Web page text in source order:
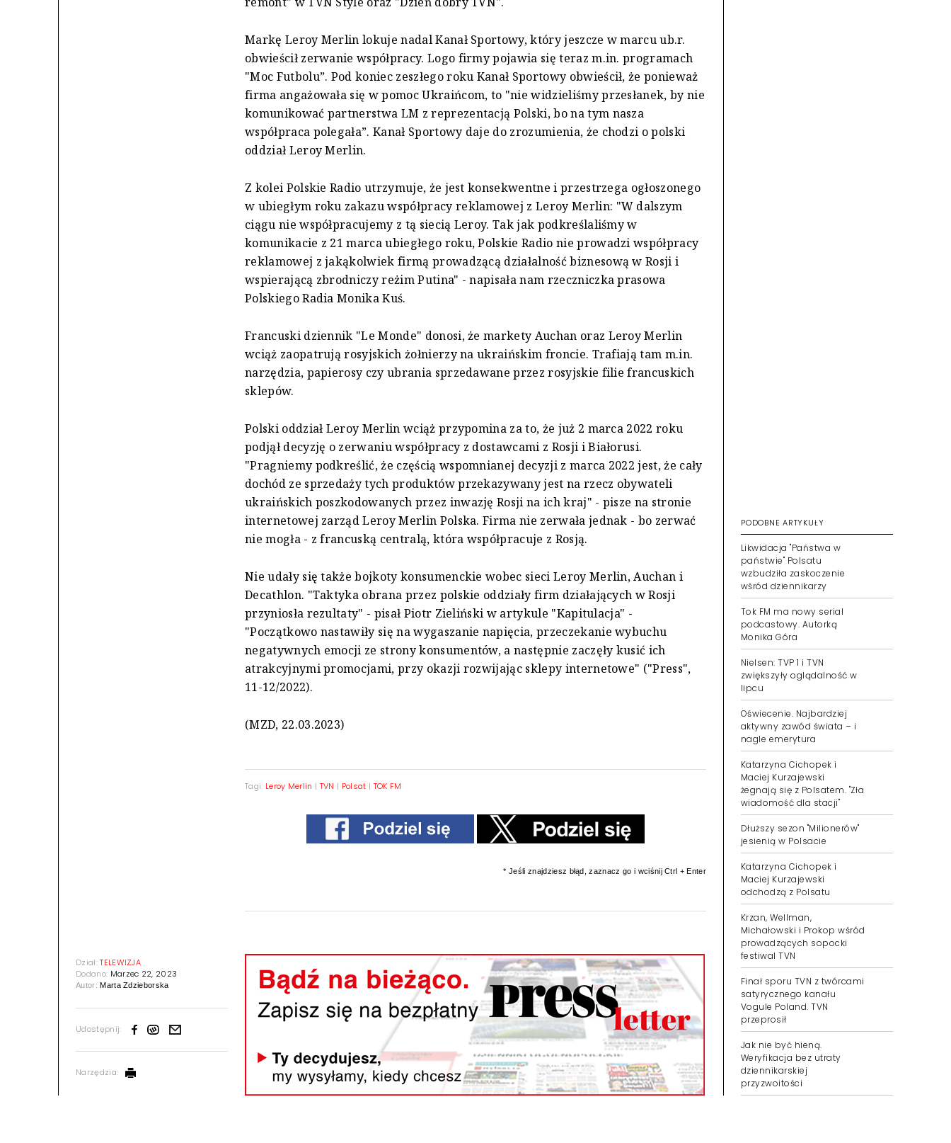
Dział:TELEWIZJA
Dodano: Marzec 22, 2023
Autor:Marta Zdzieborska
Udostępnij:
Narzędzia:
Markę Leroy Merlin lokuje nadal Kanał Sportowy, który jeszcze w marcu ub.r.
obwieścił zerwanie współpracy. Logo firmy pojawia się teraz m.in. programach
"Moc Futbolu”. Pod koniec zeszłego roku Kanał Sportowy obwieścił, że ponieważ
firma angażowała się w pomoc Ukraińcom, to "nie widzieliśmy przesłanek, by nie
komunikować partnerstwa LM z reprezentacją Polski, bo na tym nasza
współpraca polegała”. Kanał Sportowy daje do zrozumienia, że chodzi o polski
oddział Leroy Merlin.
Z kolei Polskie Radio utrzymuje, że jest konsekwentne i przestrzega ogłoszonego
w ubiegłym roku zakazu współpracy reklamowej z Leroy Merlin: "W dalszym
ciągu nie współpracujemy z tą siecią Leroy. Tak jak podkreślaliśmy w
komunikacie z 21 marca ubiegłego roku, Polskie Radio nie prowadzi współpracy
reklamowej z jakąkolwiek firmą prowadzącą działalność biznesową w Rosji i
wspierającą zbrodniczy reżim Putina" - napisała nam rzeczniczka prasowa
Polskiego Radia Monika Kuś.
Francuski dziennik "Le Monde" donosi, że markety Auchan oraz Leroy Merlin
wciąż zaopatrują rosyjskich żołnierzy na ukraińskim froncie. Trafiają tam m.in.
narzędzia, papierosy czy ubrania sprzedawane przez rosyjskie filie francuskich
sklepów.
Polski oddział Leroy Merlin wciąż przypomina za to, że już 2 marca 2022 roku
podjął decyzję o zerwaniu współpracy z dostawcami z Rosji i Białorusi.
"Pragniemy podkreślić, że częścią wspomnianej decyzji z marca 2022 jest, że cały
dochód ze sprzedaży tych produktów przekazywany jest na rzecz obywateli
ukraińskich poszkodowanych przez inwazję Rosji na ich kraj" - pisze na stronie
internetowej zarząd Leroy Merlin Polska. Firma nie zerwała jednak - bo zerwać
nie mogła - z francuską centralą, która współpracuje z Rosją.
Nie udały się także bojkoty konsumenckie wobec sieci Leroy Merlin, Auchan i
Decathlon. "Taktyka obrana przez polskie oddziały firm działających w Rosji
przyniosła rezultaty" - pisał Piotr Zieliński w artykule "Kapitulacja" -
"Początkowo nastawiły się na wygaszanie napięcia, przeczekanie wybuchu
negatywnych emocji ze strony konsumentów, a następnie zaczęły kusić ich
atrakcyjnymi promocjami, przy okazji rozwijając sklepy internetowe" ("Press",
11-12/2022).
(MZD, 22.03.2023)
Tagi: Leroy Merlin | TVN | Polsat | TOK FM
* Jeśli znajdziesz błąd, zaznacz go i wciśnij Ctrl + Enter
PODOBNE ARTYKUŁY
Likwidacja "Państwa w
państwie" Polsatu
wzbudziła zaskoczenie
wśród dziennikarzy
Tok FM ma nowy serial
podcastowy. Autorką
Monika Góra
Nielsen: TVP 1 i TVN
zwiększyły oglądalność w
lipcu
Oświecenie. Najbardziej
aktywny zawód świata – i
nagle emerytura
Katarzyna Cichopek i
Maciej Kurzajewski
żegnają się z Polsatem. "Zła
wiadomość dla stacji"
Dłuższy sezon "Milionerów"
jesienią w Polsacie
Katarzyna Cichopek i
Maciej Kurzajewski
odchodzą z Polsatu
Krzan, Wellman,
Michałowski i Prokop wśród
prowadzących sopocki
festiwal TVN
Finał sporu TVN z twórcami
satyrycznego kanału
Vogule Poland. TVN
przeprosił
Jak nie być hieną.
Weryfikacja bez utraty
dziennikarskiej
przyzwoitości